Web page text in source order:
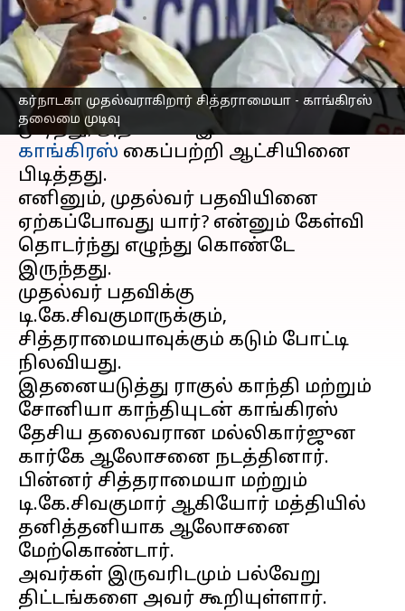
கர்நாடகா முதல்வராகிறார் சித்தராமையா - காங்கிரஸ்
தலைமை முடிவு
எழுதியவர் Nivetha P May 18, 2023 11:05 am
செய்தி முன்னோட்டம்
கர்நாடகாசட்டசபை தேர்தல் நடந்து
முடிந்து, அதில் 135 இடங்களை
காங்கிரஸ் கைப்பற்றி ஆட்சியினை
பிடித்தது.
எனினும், முதல்வர் பதவியினை
ஏற்கப்போவது யார்? என்னும் கேள்வி
தொடர்ந்து எழுந்து கொண்டே
இருந்தது.
முதல்வர் பதவிக்கு
டி.கே.சிவகுமாருக்கும்,
சித்தராமையாவுக்கும் கடும் போட்டி
நிலவியது.
இதனையடுத்து ராகுல் காந்தி மற்றும்
சோனியா காந்தியுடன் காங்கிரஸ்
தேசிய தலைவரான மல்லிகார்ஜுன
கார்கே ஆலோசனை நடத்தினார்.
பின்னர் சித்தராமையா மற்றும்
டி.கே.சிவகுமார் ஆகியோர் மத்தியில்
தனித்தனியாக ஆலோசனை
மேற்கொண்டார்.
அவர்கள் இருவரிடமும் பல்வேறு
திட்டங்களை அவர் கூறியுள்ளார்.